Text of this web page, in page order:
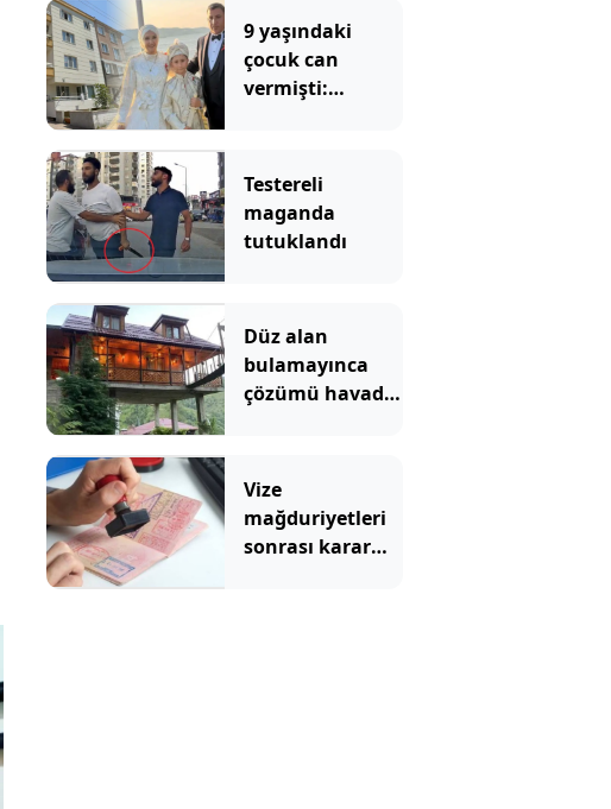
9 yaşındaki
çocuk can
vermişti:
tutuklama
Testereli
maganda
tutuklandı
Düz alan
bulamayınca
çözümü havada
villa yaptı
Vize
mağduriyetleri
sonrası karar